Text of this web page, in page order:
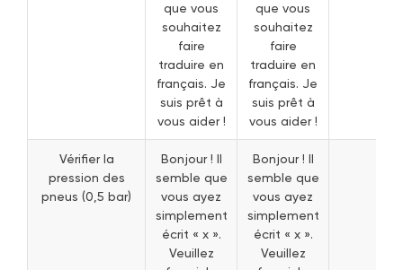
que vous
souhaitez
faire
traduire en
français. Je
suis prêt à
vous aider !
que vous
souhaitez
faire
traduire en
français. Je
suis prêt à
vous aider !
Vérifier la
pression des
pneus (0,5 bar)
Bonjour ! Il
semble que
vous ayez
simplement
écrit « x ».
Veuillez
Bonjour ! Il
semble que
vous ayez
simplement
écrit « x ».
Veuillez